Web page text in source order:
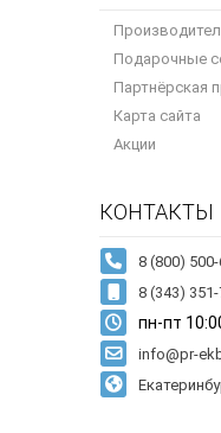
Подарочные
Партнёрская
Карта сайта
Акции
КОНТАКТЫ
8 (343)
пн-пт
info@pr-